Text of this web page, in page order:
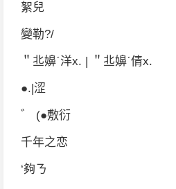
絮兒
變勒?/
＂丠嬶ˊ洋x. | ＂丠嬶ˊ倩x.
●.|涩
゛ (●敷衍
千年之恋
‘夠ㄋ